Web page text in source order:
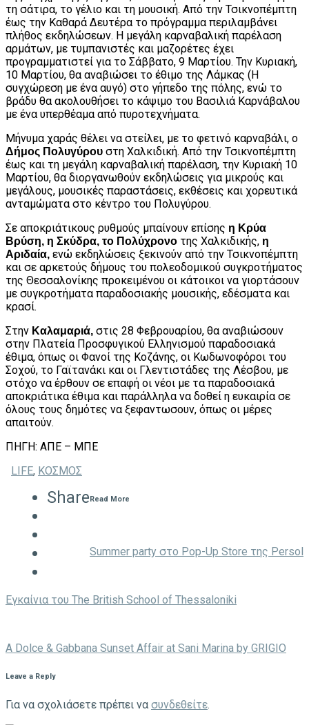
τη σάτιρα, το γέλιο και τη μουσική. Από την Τσικνοπέμπτη
έως την Καθαρά Δευτέρα το πρόγραμμα περιλαμβάνει
πλήθος εκδηλώσεων. Η μεγάλη καρναβαλική παρέλαση
αρμάτων, με τυμπανιστές και μαζορέτες έχει
προγραμματιστεί για το Σάββατο, 9 Μαρτίου. Την Κυριακή,
10 Μαρτίου, θα αναβιώσει το έθιμο της Λάμκας (Η
συγχώρεση με ένα αυγό) στο γήπεδο της πόλης, ενώ το
βράδυ θα ακολουθήσει το κάψιμο του Βασιλιά Καρνάβαλου
με ένα υπερθέαμα από πυροτεχνήματα.
Μήνυμα χαράς θέλει να στείλει, με το φετινό καρναβάλι, ο
Δήμος Πολυγύρου στη Χαλκιδική. Από την Τσικνοπέμπτη
έως και τη μεγάλη καρναβαλική παρέλαση, την Κυριακή 10
Μαρτίου, θα διοργανωθούν εκδηλώσεις για μικρούς και
μεγάλους, μουσικές παραστάσεις, εκθέσεις και χορευτικά
ανταμώματα στο κέντρο του Πολυγύρου.
Σε αποκριάτικους ρυθμούς μπαίνουν επίσης η Κρύα
Βρύση, η Σκύδρα, το Πολύχρονο της Χαλκιδικής, η
Αριδαία, ενώ εκδηλώσεις ξεκινούν από την Τσικνοπέμπτη
και σε αρκετούς δήμους του πολεοδομικού συγκροτήματος
της Θεσσαλονίκης προκειμένου οι κάτοικοι να γιορτάσουν
με συγκροτήματα παραδοσιακής μουσικής, εδέσματα και
κρασί.
Στην Καλαμαριά, στις 28 Φεβρουαρίου, θα αναβιώσουν
στην Πλατεία Προσφυγικού Ελληνισμού παραδοσιακά
έθιμα, όπως οι Φανοί της Κοζάνης, οι Κωδωνοφόροι του
Σοχού, το Γαϊτανάκι και οι Γλεντιστάδες της Λέσβου, με
στόχο να έρθουν σε επαφή οι νέοι με τα παραδοσιακά
αποκριάτικα έθιμα και παράλληλα να δοθεί η ευκαιρία σε
όλους τους δημότες να ξεφαντωσουν, όπως οι μέρες
απαιτούν.
ΠΗΓΗ: ΑΠΕ – ΜΠΕ
LIFE, ΚΟΣΜΟΣ
Share Read More
Summer party στο Pop-Up Store της Persol
Eγκαίνια του The British School of Thessaloniki
A Dolce & Gabbana Sunset Affair at Sani Marina by GRIGIO
Leave a Reply
Για να σχολιάσετε πρέπει να συνδεθείτε.